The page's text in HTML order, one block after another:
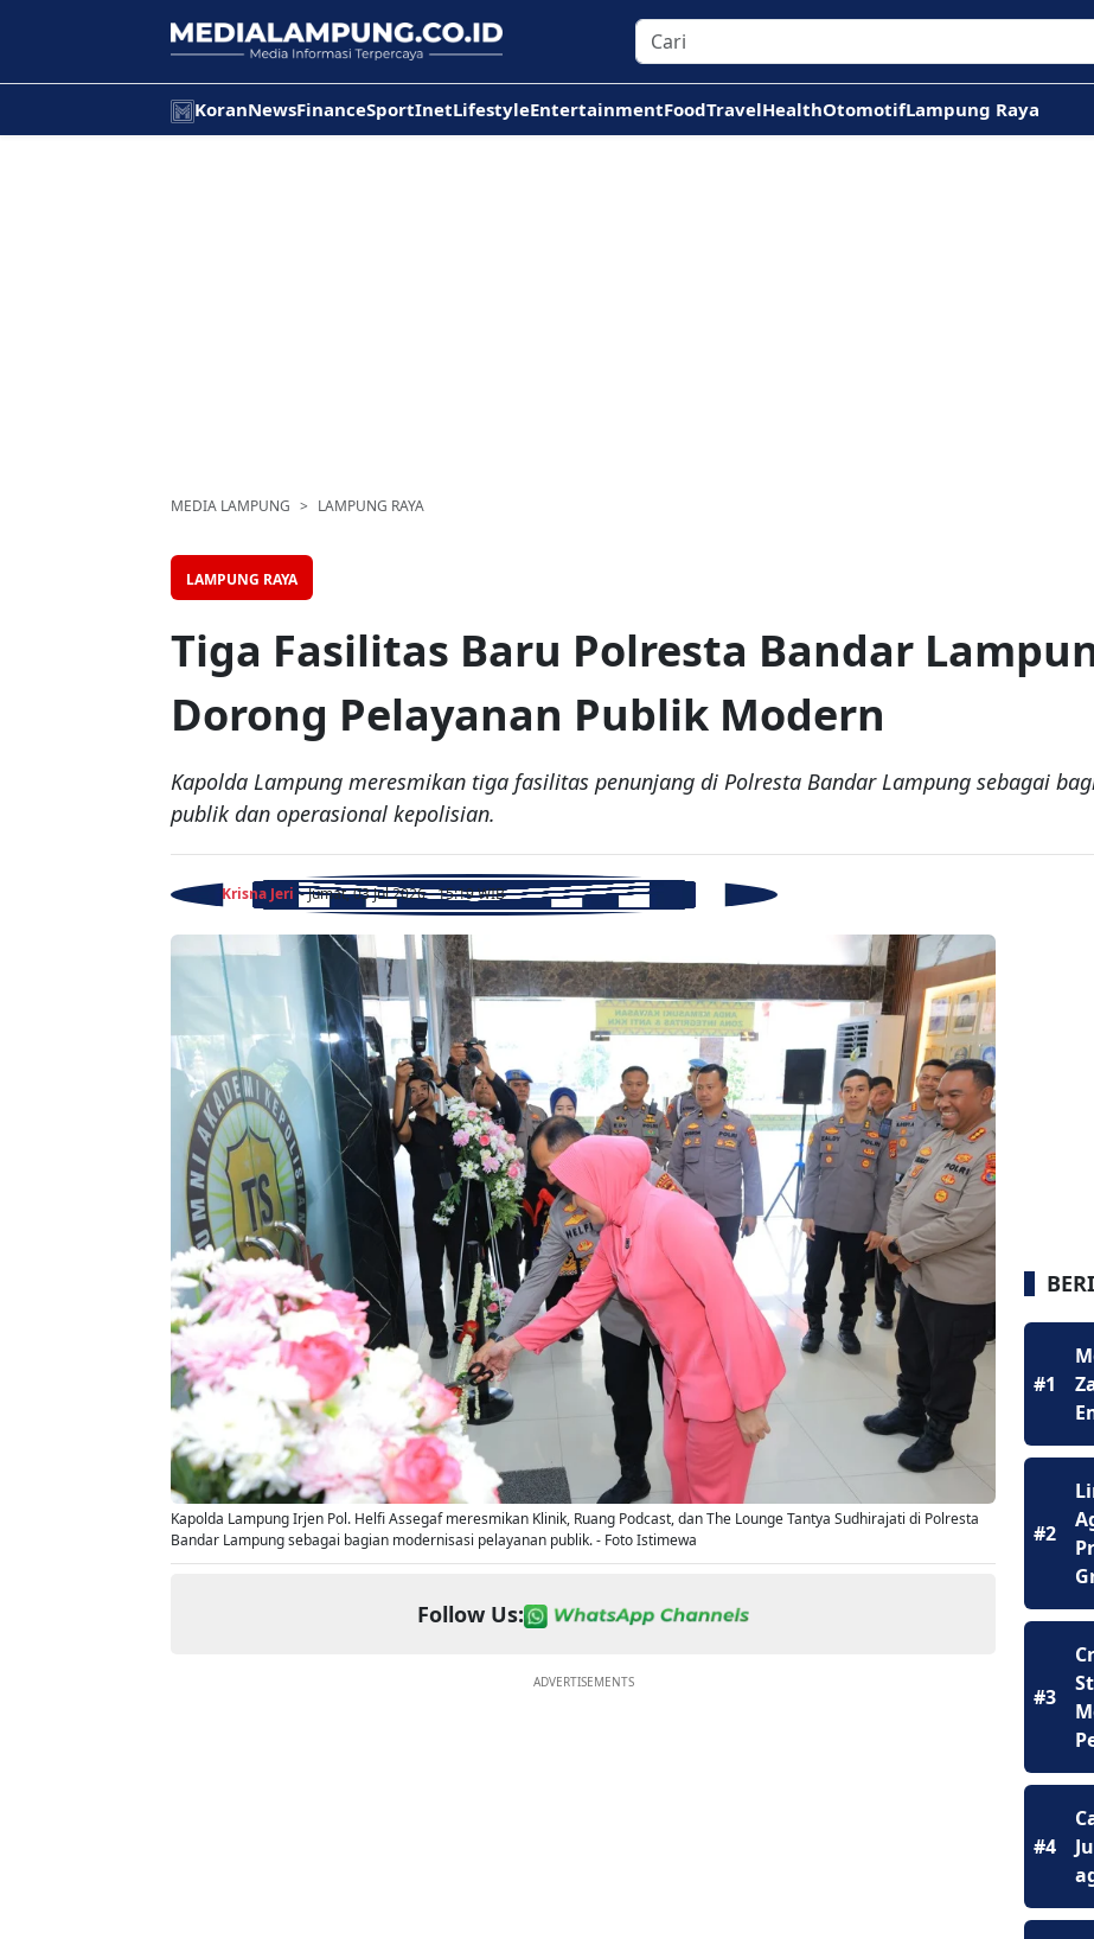
KoranNewsFinanceSportInetLifestyleEntertainmentFoodTravelHealthOtomotifLampung Raya
MEDIA LAMPUNG LAMPUNG RAYA
LAMPUNG RAYA
Tiga Fasilitas Baru Polresta Bandar
Dorong Pelayanan Publik Modern
Kapolda Lampung meresmikan tiga fasilitas penunjang di Polresta Bandar Lampung sebagai
publik dan operasional kepolisian.
Krisna Jeri - Jumat, 03 Jul 2026 - 15:19 WIB
Kapolda Lampung Irjen Pol. Helfi Assegaf meresmikan Klinik, Ruang Podcast, dan The Lounge Tantya Sudhirajati di Polresta
Bandar Lampung sebagai bagian modernisasi pelayanan publik. - Foto Istimewa
Follow Us:
ADVERTISEMENTS
#1
#2
#3
#4